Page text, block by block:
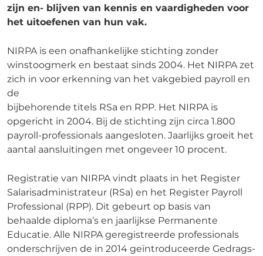
zijn en- blijven van kennis en vaardigheden voor
het uitoefenen van hun vak.
NIRPA is een onafhankelijke stichting zonder
winstoogmerk en bestaat sinds 2004. Het NIRPA zet
zich in voor erkenning van het vakgebied payroll en
de
bijbehorende titels RSa en RPP. Het NIRPA is
opgericht in 2004. Bij de stichting zijn circa 1.800
payroll-professionals aangesloten. Jaarlijks groeit het
aantal aansluitingen met ongeveer 10 procent.
Registratie van NIRPA vindt plaats in het Register
Salarisadministrateur (RSa) en het Register Payroll
Professional (RPP). Dit gebeurt op basis van
behaalde diploma’s en jaarlijkse Permanente
Educatie. Alle NIRPA geregistreerde professionals
onderschrijven de in 2014 geïntroduceerde Gedrags-